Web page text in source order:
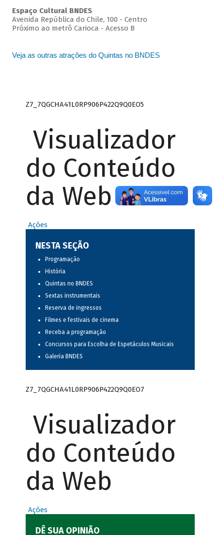
Espaço Cultural BNDES
Avenida República do Chile, 100 - Centro
Próximo ao metrô Carioca - Acesso B
Veja as outras atrações do Quintas no BNDES
Z7_7QGCHA41L0RP906P422Q9Q0EO5
Visualizador
do Conteúdo
da Web
Ações
NESTA SEÇÃO
Programação
História
Quintas no BNDES
Sextas instrumentais
Reserva de ingressos
Filmes e festivais de cinema
Receba a programação
Concursos para Escolha de Espetáculos Musicais
Galeria BNDES
Z7_7QGCHA41L0RP906P422Q9Q0EO7
Visualizador
do Conteúdo
da Web
Ações
DÊ SUA OPINIÃO